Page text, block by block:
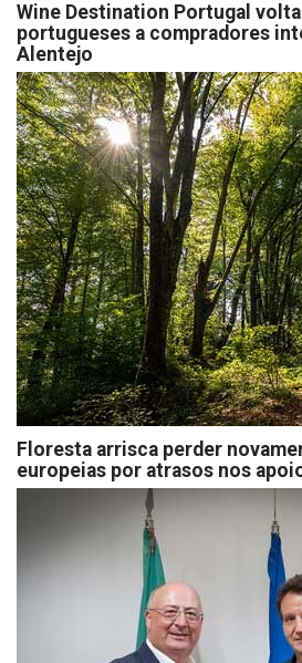
Wine Destination Portugal
portugueses a compradores
Alentejo
Floresta arrisca perder
europeias por atrasos nos